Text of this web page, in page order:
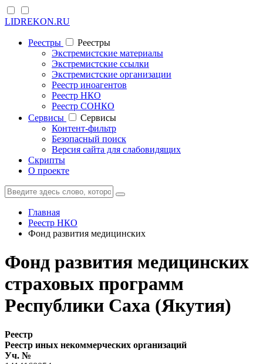
LIDREKON.RU
Реестры
Реестры
Экстремистские материалы
Экстремистские ссылки
Экстремистские организации
Реестр иноагентов
Реестр НКО
Реестр СОНКО
Cервисы
Cервисы
Контент-фильтр
Безопасный поиск
Версия сайта для слабовидящих
Скрипты
О проекте
Главная
Реестр НКО
Фонд развития медицинских
Фонд развития медицинских
страховых программ
Республики Саха (Якутия)
Реестр
Реестр иных некоммерческих организаций
Уч. №